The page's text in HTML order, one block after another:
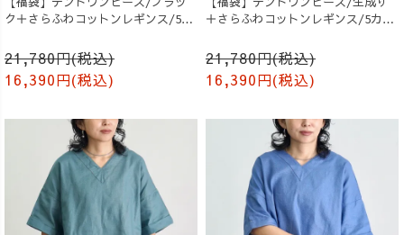
ク＋さらふわコットンレギンス/5カ
21,780円(税込)
16,390円(税込)
＋さらふわコットンレギンス/5カラ
21,780円(税込)
16,390円(税込)